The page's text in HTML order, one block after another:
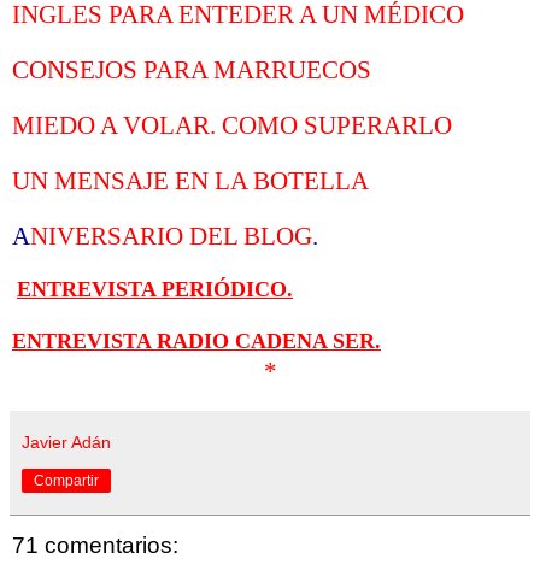
INGLES PARA ENTEDER A UN MÉDICO
CONSEJOS PARA MARRUECOS
MIEDO A VOLAR. COMO SUPERARLO
UN MENSAJE EN LA BOTELLA
ANIVERSARIO DEL BLOG.
ENTREVISTA PERIÓDICO.
ENTREVISTA RADIO CADENA SER.
*
Javier Adán
Compartir
71 comentarios: